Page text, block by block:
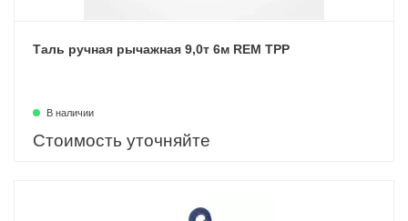
Таль ручная рычажная 9,0т 6м REM ТРР
В наличии
Стоимость уточняйте